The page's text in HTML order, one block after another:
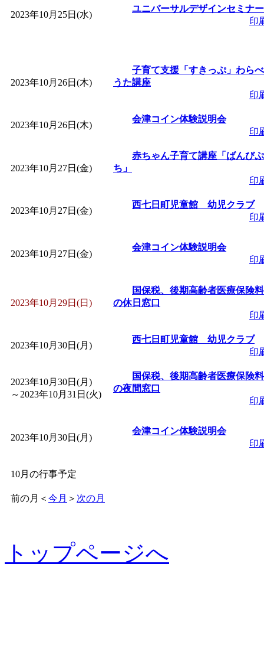
2023年10月25日(水)
ユニバーサルデザインセミナー
印
2023年10月26日(木)
子育て支援「すきっぷ」わらべ
うた講座
印
2023年10月26日(木)
会津コイン体験説明会
印
2023年10月27日(金)
赤ちゃん子育て講座「ばんびぷ
ち」
印
2023年10月27日(金)
西七日町児童館 幼児クラブ
印
2023年10月27日(金)
会津コイン体験説明会
印
2023年10月29日(日)
国保税、後期高齢者医療保険料
の休日窓口
印
2023年10月30日(月)
西七日町児童館 幼児クラブ
印
2023年10月30日(月)
～ 2023年10月31日(火)
国保税、後期高齢者医療保険料
の夜間窓口
印
2023年10月30日(月)
会津コイン体験説明会
印
10月の行事予定
前の月 ＜ 今月 ＞ 次の月
トップページへ